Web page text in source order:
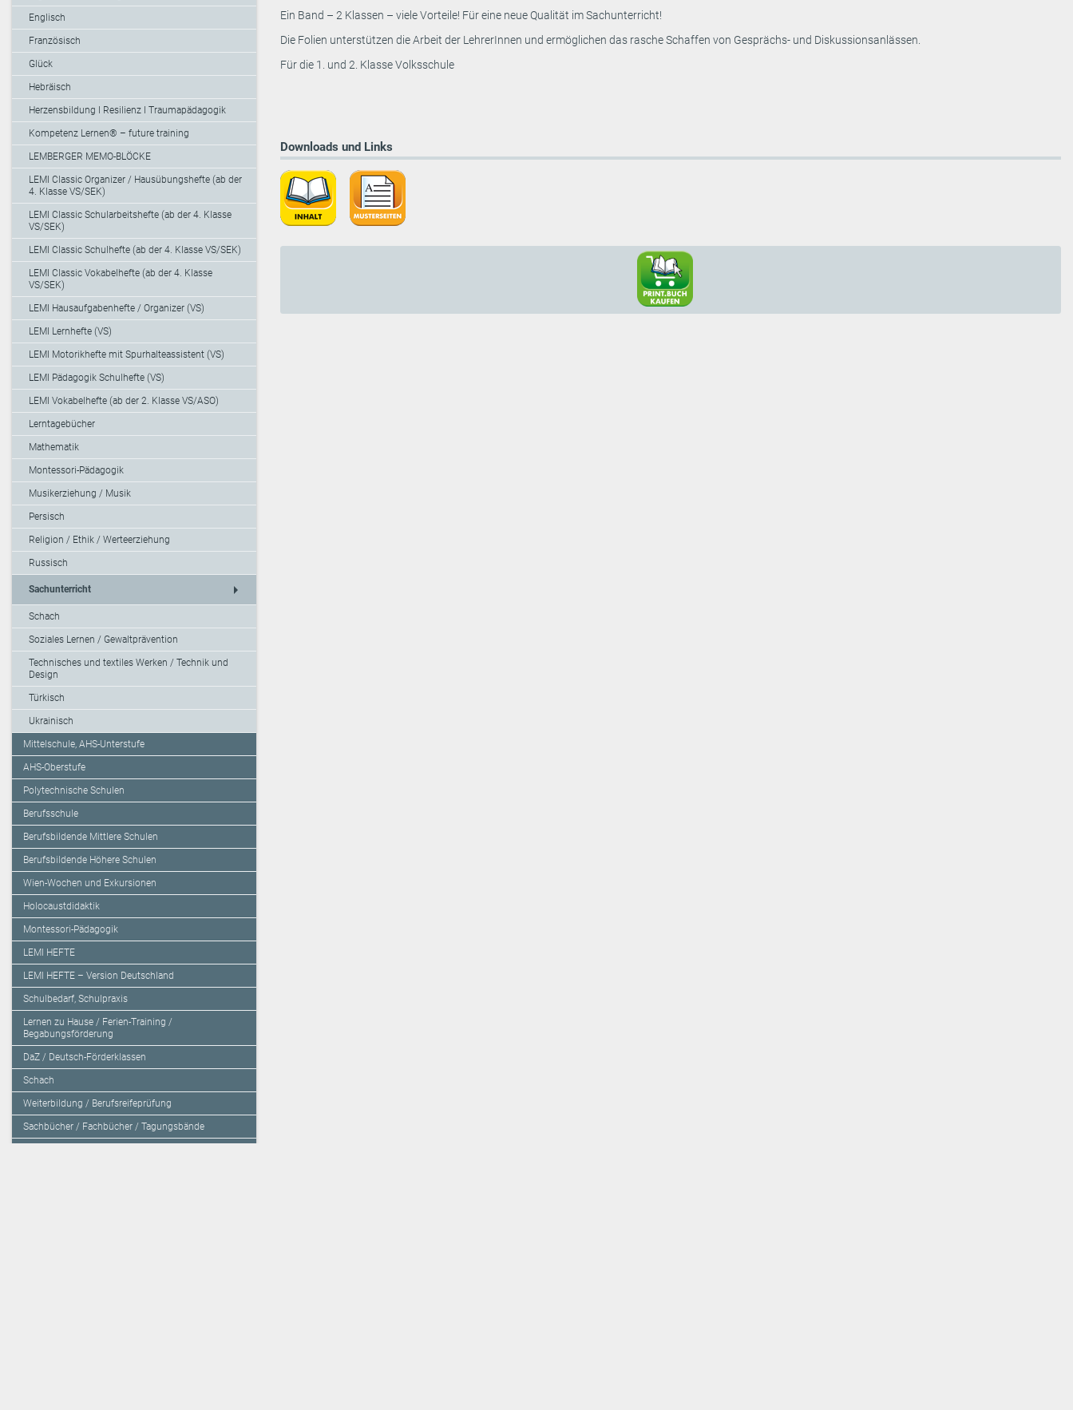
Englisch
Französisch
Glück
Hebräisch
Herzensbildung I Resilienz I Traumapädagogik
Kompetenz Lernen® – future training
LEMBERGER MEMO-BLÖCKE
LEMI Classic Organizer / Hausübungshefte (ab der
4. Klasse VS/SEK)
LEMI Classic Schularbeitshefte (ab der 4. Klasse
VS/SEK)
LEMI Classic Schulhefte (ab der 4. Klasse VS/SEK)
LEMI Classic Vokabelhefte (ab der 4. Klasse
VS/SEK)
LEMI Hausaufgabenhefte / Organizer (VS)
LEMI Lernhefte (VS)
LEMI Motorikhefte mit Spurhalteassistent (VS)
LEMI Pädagogik Schulhefte (VS)
LEMI Vokabelhefte (ab der 2. Klasse VS/ASO)
Lerntagebücher
Mathematik
Montessori-Pädagogik
Musikerziehung / Musik
Persisch
Religion / Ethik / Werteerziehung
Russisch
Sachunterricht arrow_right
Schach
Soziales Lernen / Gewaltprävention
Technisches und textiles Werken / Technik und
Design
Türkisch
Ukrainisch
Mittelschule, AHS-Unterstufe
AHS-Oberstufe
Polytechnische Schulen
Berufsschule
Berufsbildende Mittlere Schulen
Berufsbildende Höhere Schulen
Wien-Wochen und Exkursionen
Holocaustdidaktik
Montessori-Pädagogik
LEMI HEFTE
LEMI HEFTE – Version Deutschland
Schulbedarf, Schulpraxis
Lernen zu Hause / Ferien-Training /
Begabungsförderung
DaZ / Deutsch-Förderklassen
Schach
Weiterbildung / Berufsreifeprüfung
Sachbücher / Fachbücher / Tagungsbände
Ein Band – 2 Klassen – viele Vorteile! Für eine neue Qualität im Sachunterricht!
Die Folien unterstützen die Arbeit der LehrerInnen und ermöglichen das rasche Schaffen von Gesprächs- und Diskussionsanlässen.
Für die 1. und 2. Klasse Volksschule
Downloads und Links